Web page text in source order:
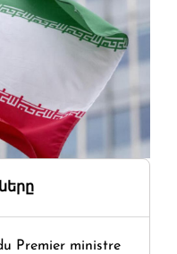
Premier ministre